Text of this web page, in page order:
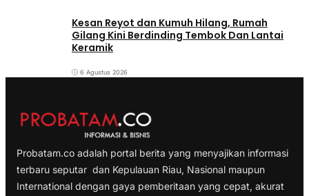
Kesan Reyot dan Kumuh Hilang, Rumah
Gilang Kini Berdinding Tembok Dan Lantai
Keramik
6 Agustus 2026
Probatam.co adalah portal berita yang menyajikan informasi
terbaru seputar dan Kepulauan Riau, Nasional maupun
International dengan gaya pemberitaan yang cepat, akurat